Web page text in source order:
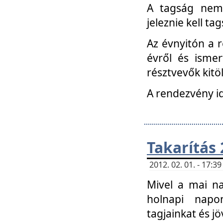
A tagság
jeleznie kell
Az évnyitón a
évről és
résztvevők
A rendezvény
Takarítás
2012. 02. 01. -
Mivel a mai
holnapi
tagjainkat és